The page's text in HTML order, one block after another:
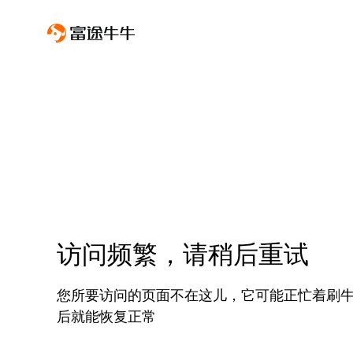
访问频繁，请稍后重试
您所要访问的页面不在这儿，它可能正忙着刷
后就能恢复正常